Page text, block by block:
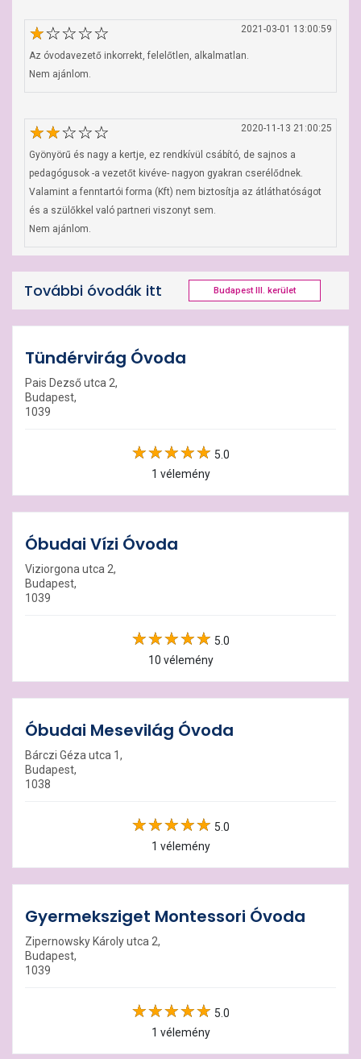
2021-03-01 13:00:59
Az óvodavezető inkorrekt, felelőtlen, alkalmatlan.
Nem ajánlom.
2020-11-13 21:00:25
Gyönyörű és nagy a kertje, ez rendkívül csábító, de sajnos a
pedagógusok -a vezetőt kivéve- nagyon gyakran cserélődnek.
Valamint a fenntartói forma (Kft) nem biztosítja az átláthatóságot
és a szülőkkel való partneri viszonyt sem.
Nem ajánlom.
További óvodák itt Budapest III. kerület
Tündérvirág Óvoda
Pais Dezső utca 2,
Budapest,
1039
5.0
1 vélemény
Óbudai Vízi Óvoda
Viziorgona utca 2,
Budapest,
1039
5.0
10 vélemény
Óbudai Mesevilág Óvoda
Bárczi Géza utca 1,
Budapest,
1038
5.0
1 vélemény
Gyermeksziget Montessori Óvoda
Zipernowsky Károly utca 2,
Budapest,
1039
5.0
1 vélemény